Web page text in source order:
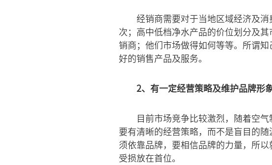
经销商需要对于当地区域经济及
次；高中低档净水产品的价位划分及
销商；他们市场做得如何等等。所谓
好的销售产品及服务。
2、有一定经营策略及维护品牌形
目前市场竞争比较激烈，随着空
要有清晰的经营策略，而不是盲目的
须依靠品牌，要相信品牌的力量，所
受损放在首位。